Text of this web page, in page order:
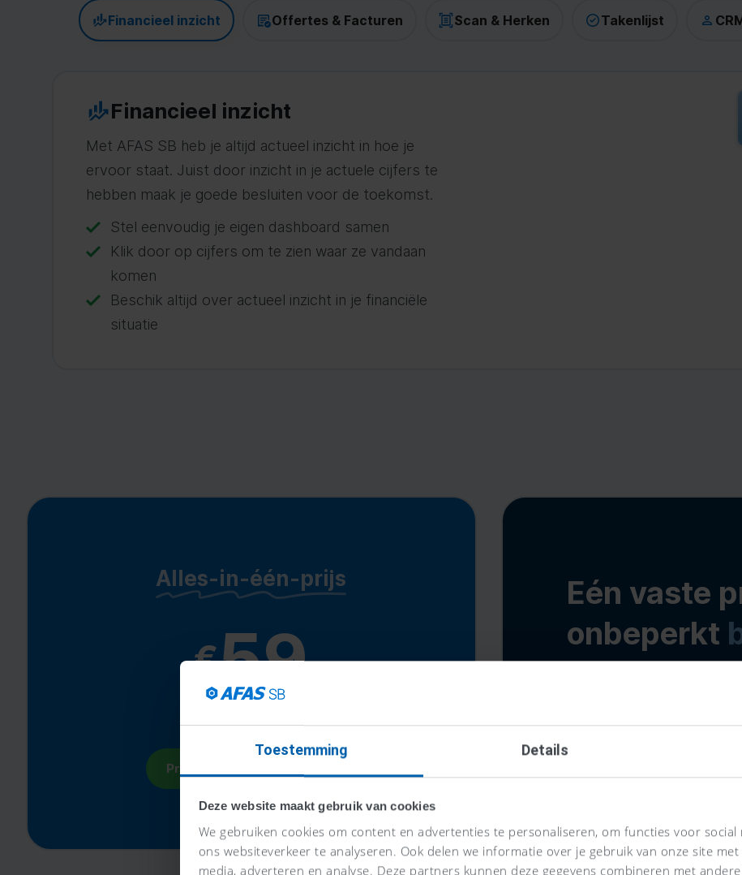
Toestemming Details
Deze website maakt gebruik van cookies
We gebruiken cookies om content en advertenties te personaliseren, om functies voor social
ons websiteverkeer te analyseren. Ook delen we informatie over je gebruik van onze site
media, adverteren en analyse. Deze partners kunnen deze gegevens combineren met
Financieel inzicht Offertes & Facturen Scan & Herken Takenlijst
Financieel inzicht
Met AFAS SB heb je altijd actueel inzicht in hoe je
ervoor staat. Juist door inzicht in je actuele cijfers te
hebben maak je goede besluiten voor de toekomst.
Stel eenvoudig je eigen dashboard samen
Klik door op cijfers om te zien waar ze vandaan
komen
Beschik altijd over actueel inzicht in je financiële
situatie
Alles-in-één-prijs
€59
Probeer nu 30 dagen gratis
Eén vaste
onbeperkt
Gebruiksvriendelijke